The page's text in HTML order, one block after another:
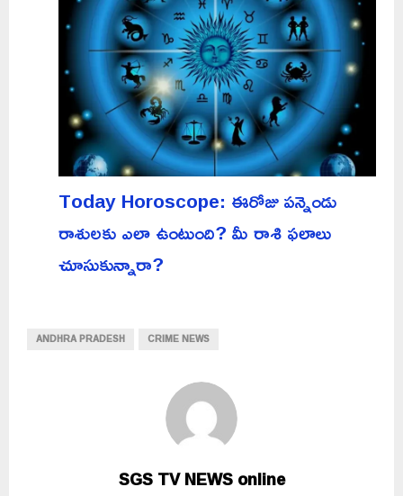
Today Horoscope: ఈరోజు పన్నెండు
రాశులకు ఎలా ఉంటుంది? మీ రాశి ఫలాలు
చూసుకున్నారా?
ANDHRA PRADESH CRIME NEWS
SGS TV NEWS online